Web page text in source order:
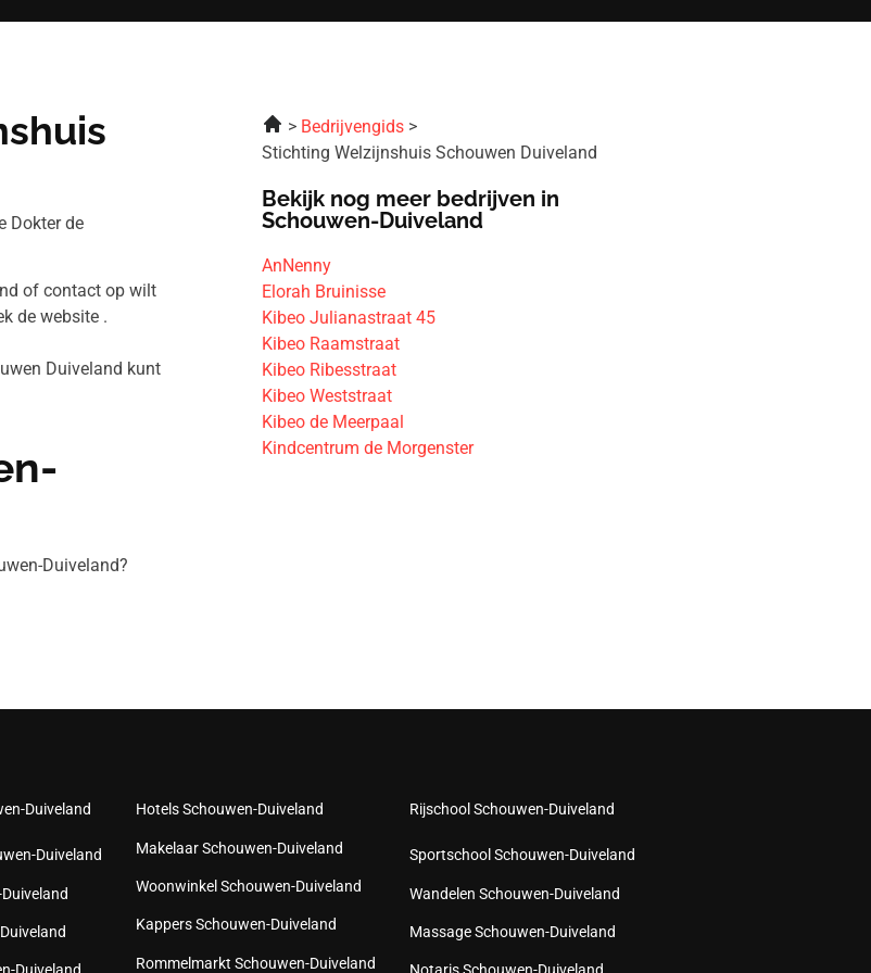
Dokter de
of contact op wilt
de website .
Duiveland kunt
Duiveland?
Bedrijvengids
Stichting Welzijnshuis Schouwen Duiveland
Bekijk nog meer bedrijven in
Schouwen-Duiveland
AnNenny
Elorah Bruinisse
Kibeo Julianastraat 45
Kibeo Raamstraat
Kibeo Ribesstraat
Kibeo Weststraat
Kibeo de Meerpaal
Kindcentrum de Morgenster
Duiveland
Duiveland
Hotels Schouwen-Duiveland
Makelaar Schouwen-Duiveland
Woonwinkel Schouwen-Duiveland
Kappers Schouwen-Duiveland
Rommelmarkt Schouwen-Duiveland
Rijschool Schouwen-Duiveland
Sportschool Schouwen-Duiveland
Wandelen Schouwen-Duiveland
Massage Schouwen-Duiveland